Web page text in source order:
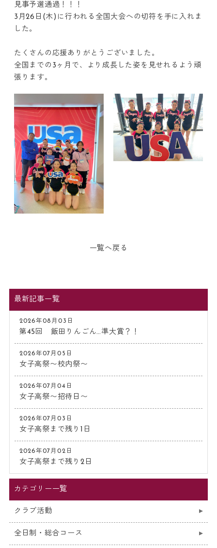
見事予選通過！！！
3月26日(木)に行われる全国大会への切符を手に入れま
した。
たくさんの応援ありがとうございました。
全国までの3ヶ月で、より成長した姿を見せれるよう頑
張ります。
一覧へ戻る
最新記事一覧
2026年08月03日
第45回 飯田りんごん…準大賞？！
2026年07月05日
女子高祭〜校内祭〜
2026年07月04日
女子高祭〜招待日〜
2026年07月03日
女子高祭まで残り1日
2026年07月02日
女子高祭まで残り2日
カテゴリー一覧
クラブ活動
全日制・総合コース